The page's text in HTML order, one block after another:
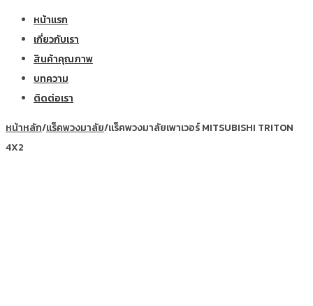
หน้าแรก
เกี่ยวกับเรา
สินค้าคุณภาพ
บทความ
ติดต่อเรา
หน้าหลัก/แร็คพวงมาลัย/แร็คพวงมาลัยเพาเวอร์ MITSUBISHI TRITON
4X2